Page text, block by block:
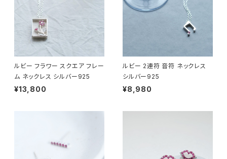
ルビー フラワー スクエア フレー
ム ネックレス シルバー925
¥13,800
ルビー 2連符 音符 ネックレス
シルバー925
¥8,980